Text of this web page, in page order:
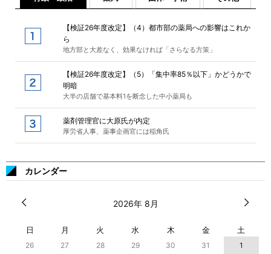
【検証26年度改定】（4）都市部の薬局への影響はこれか
ら
地方部と大差なく、効果なければ「さらなる方策」
【検証26年度改定】（5）「集中率85％以下」かどうかで
明暗
大半の店舗で基本料1を断念した中小薬局も
薬剤管理官に大原氏が内定
厚労省人事、薬事企画官には稲角氏
カレンダー
2026年 8月
日 月 火 水 木 金 土
26 27 28 29 30 31
1